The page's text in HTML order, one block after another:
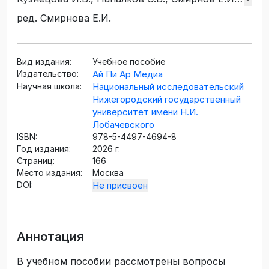
Тихомиров С.А.
ред. Смирнова Е.И.
Вид издания:
Учебное пособие
Издательство:
Ай Пи Ар Медиа
Научная школа:
Национальный исследовательский
Нижегородский государственный
университет имени Н.И.
Лобачевского
ISBN:
978-5-4497-4694-8
Год издания:
2026 г.
Страниц:
166
Место издания:
Москва
DOI:
Не присвоен
Аннотация
В учебном пособии рассмотрены вопросы